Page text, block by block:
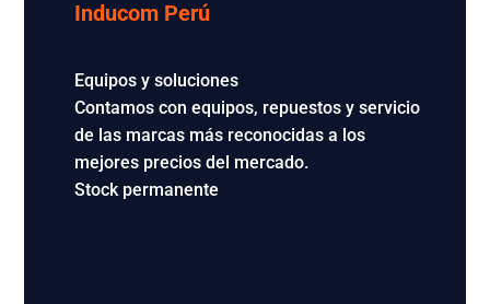
Inducom Perú
Equipos y soluciones
Contamos con equipos, repuestos y servicio
de las marcas más reconocidas a los
mejores precios del mercado.
Stock permanente